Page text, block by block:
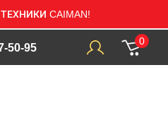
CAIMAN!
50-95
0